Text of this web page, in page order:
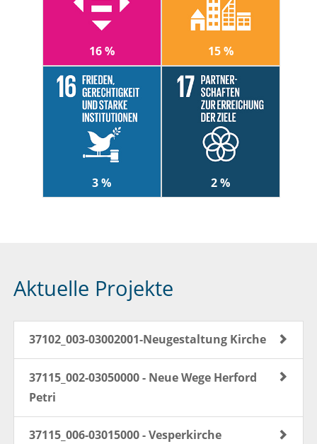
16 % 15 %
3 % 2 %
Aktuelle Projekte
37102_003-03002001-Neugestaltung Kirche
37115_002-03050000 - Neue Wege Herford
Petri
37115_006-03015000 - Vesperkirche